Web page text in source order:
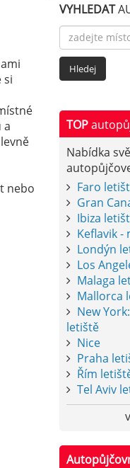
si
a
nebo
VYHLEDAT
TOP
Nabídka
Faro
Gran
Ibiza
Keflavik
Londýn
Los
Malaga
Mallorca
New
letiště
Nice
Praha
Řím
Tel Aviv